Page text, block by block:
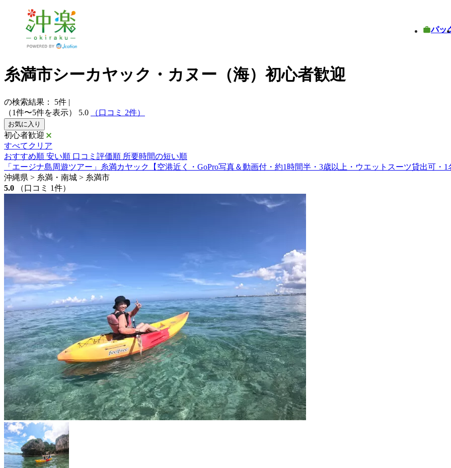
パッ
糸満市シーカヤック・カヌー（海）初心者歓迎
の検索結果： 5件 |
（1件〜5件を表示）
5.0 （口コミ 2件）
お気に入り
初心者歓迎
すべてクリア
おすすめ順 安い順 口コミ評価順 所要時間の短い順
「エージナ島周遊ツアー」糸満カヤック【空港近く・GoPro写真＆動画付・約1時間半・3歳以上・ウエットスーツ貸出可・1
沖縄県 > 糸満・南城 > 糸満市
5.0
（口コミ 1件）